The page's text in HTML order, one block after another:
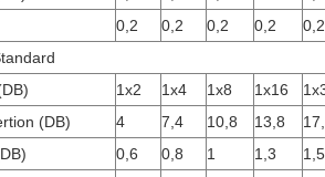
0,2 0,2 0,2 0,2 0,2
1x2 1x4 1x8 1x16
(DB)
4 7,4 10,8 13,8
0,6 0,8 1 1,3 1,5